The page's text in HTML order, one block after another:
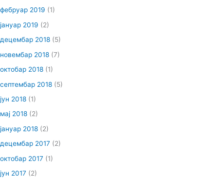
фебруар 2019 (1)
јануар 2019 (2)
децембар 2018 (5)
новембар 2018 (7)
октобар 2018 (1)
септембар 2018 (5)
јун 2018 (1)
мај 2018 (2)
јануар 2018 (2)
децембар 2017 (2)
октобар 2017 (1)
јун 2017 (2)